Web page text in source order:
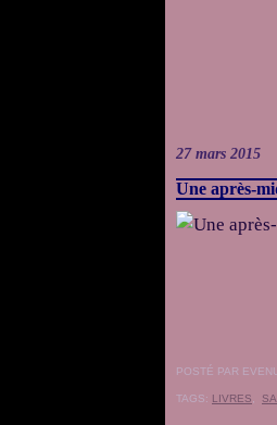
27 mars 2015
Une après-
POSTÉ PAR
TAGS: LIVRES